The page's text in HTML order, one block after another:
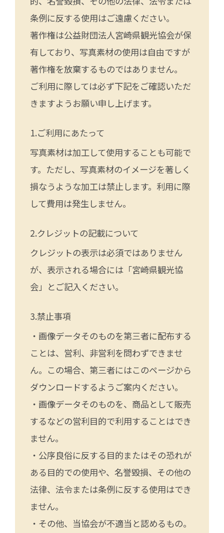
条例に反する使用はご遠慮ください。
著作権は公益財団法人宮崎県観光協会が保
有しており、写真素材の使用は自由ですが
著作権を放棄するものではありません。
ご利用に際しては必ず下記をご確認いただ
きますようお願い申し上げます。
ご利用にあたって
写真素材は加工して使用することも可能で
す。ただし、写真素材のイメージを著しく
損なうような加工は禁止します。利用に際
して費用は発生しません。
クレジットの記載について
クレジットの表示は必須ではありません
が、表示される場合には「宮崎県観光協
会」とご記入ください。
禁止事項
・画像データそのものを第三者に配布する
ことは、営利、非営利を問わずできませ
ん。この場合、第三者にはこのページから
ダウンロードするようご案内ください。
・画像データそのものを、商品として販売
するなどの営利目的で利用することはでき
ません。
・公序良俗に反する目的またはその恐れが
ある目的での使用や、名誉毀損、その他の
法律、法令または条例に反する使用はでき
ません。
・その他、当協会が不適当と認めるもの。